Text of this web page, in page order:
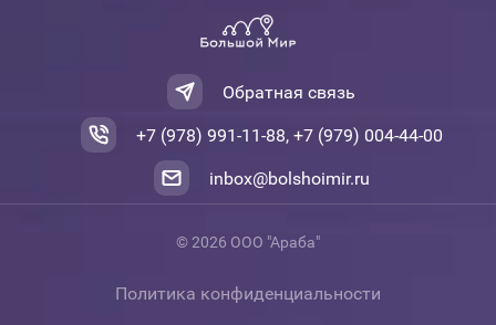
Обратная связь
+7 (978) 991-11-88, +7 (979) 004-44-00
inbox@bolshoimir.ru
© 2026 ООО "Араба"
Политика конфиденциальности